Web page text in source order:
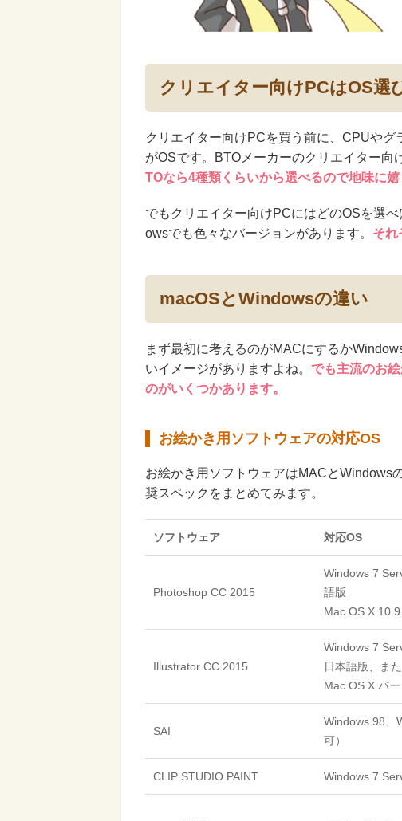
クリエイター向けPCはOS選
クリエイター向けPCを買う前に、CPUや
がOSです。BTOメーカーのクリエイター向
TOなら4種類くらいから選べるので地味に嬉
でもクリエイター向けPCにはどのOSを選
owsでも色々なバージョンがあります。 それ
macOSとWindowsの違い
まず最初に考えるのがMACにするか
いイメージがありますよね。 でも主流のお
のがいくつかあります。
お絵かき用ソフトウェアの対応OS
お絵かき用ソフトウェアはMACとWindows
奨スペックをまとめてみます。
ソフトウェア 対応OS
Photoshop CC 2015
Windows 7
語版
Mac OS X
Illustrator CC 2015
Windows 7
日本語版、ま
Mac OS X バ
SAI
Windows 98、
可）
CLIP STUDIO PAINT Windows 7